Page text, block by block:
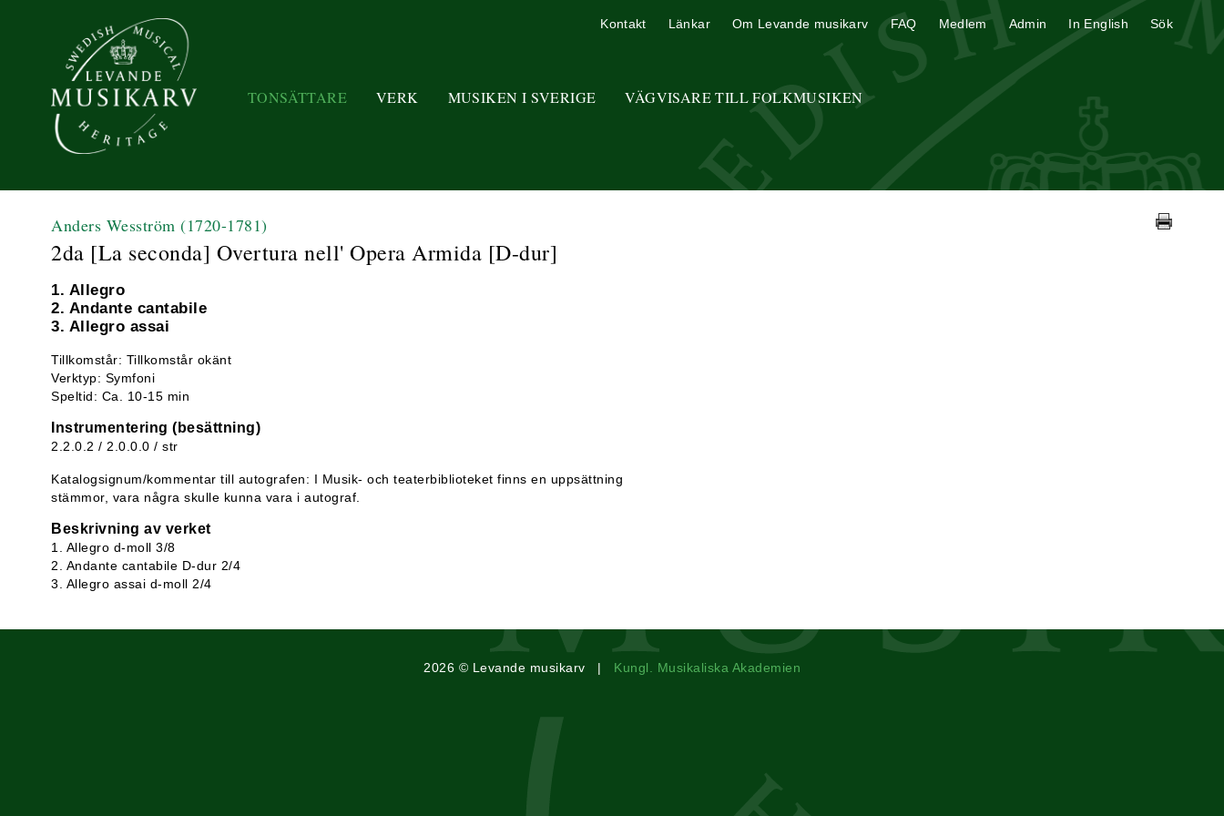
TONSÄTTARE VERK MUSIKEN I SVERIGE VÄGVISARE TILL FOLKMUSIKEN
Kontakt Länkar Om Levande musikarv FAQ Medlem Admin In English Sök
Anders Wesström (1720-1781)
2da [La seconda] Overtura nell' Opera Armida [D-dur]
1. Allegro
2. Andante cantabile
3. Allegro assai
Tillkomstår: Tillkomstår okänt
Verktyp: Symfoni
Speltid: Ca. 10-15 min
Instrumentering (besättning)
2.2.0.2 / 2.0.0.0 / str
Katalogsignum/kommentar till autografen: I Musik- och teaterbiblioteket finns en uppsättning
stämmor, vara några skulle kunna vara i autograf.
Beskrivning av verket
1. Allegro d-moll 3/8
2. Andante cantabile D-dur 2/4
3. Allegro assai d-moll 2/4
2026 © Levande musikarv | Kungl. Musikaliska Akademien